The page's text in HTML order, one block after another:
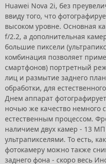
Huawei Nova 2i, без
ввиду того, что
высоком уровне. Основная
f/2.2, а дополнительная
большие пиксели
комбинация позволяет
смартфонов) портретный
лиц и размытие заднего
обработки, для
Днем аппарат
ночью же качество немного
естественным процессом.
наличием двух камер - 13
ультрапикселями. То есть,
фотокамеру можно также
заднего фона - скоро весь